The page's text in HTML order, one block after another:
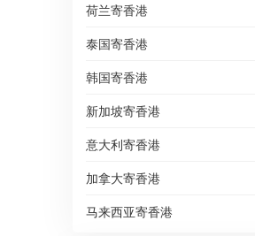
荷兰寄香港
泰国寄香港
韩国寄香港
新加坡寄香港
意大利寄香港
加拿大寄香港
马来西亚寄香港